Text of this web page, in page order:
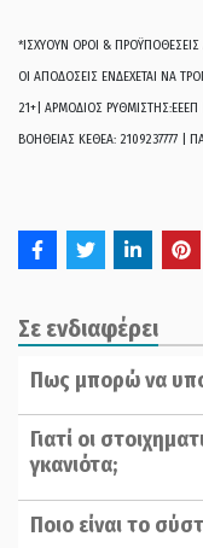
*ΙΣΧΥΟΥΝ ΟΡΟΙ & ΠΡΟΫΠΟΘΕΣΕΙΣ
ΟΙ ΑΠΟΔΟΣΕΙΣ ΕΝΔΕΧΕΤΑΙ ΝΑ
21+| ΑΡΜΟΔΙΟΣ
ΒΟΗΘΕΙΑΣ ΚΕΘΕΑ: 2109237777 |
Σε ενδιαφέρει
Πως μπορώ να
Γιατί οι
γκανιότα;
Ποιο είναι το